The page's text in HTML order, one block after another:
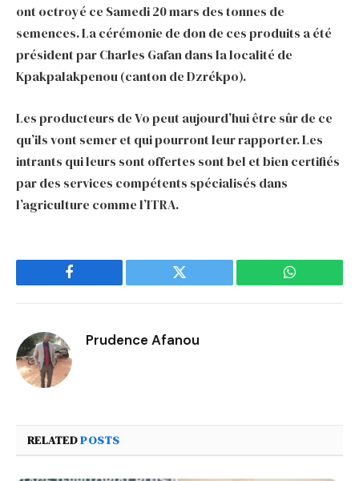
ont octroyé ce Samedi 20 mars des tonnes de
semences. La cérémonie de don de ces produits a été
président par Charles Gafan dans la localité de
Kpakpalakpenou (canton de Dzrékpo).
Les producteurs de Vo peut aujourd’hui être sûr de ce
qu’ils vont semer et qui pourront leur rapporter. Les
intrants qui leurs sont offertes sont bel et bien certifiés
par des services compétents spécialisés dans
l’agriculture comme l’ITRA.
Facebook Twitter WhatsApp
Prudence Afanou
RELATEDPOSTS